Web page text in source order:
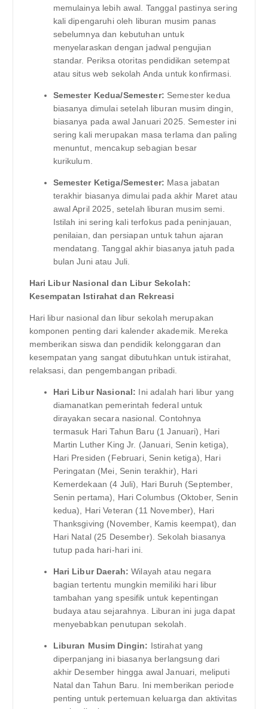
memulainya lebih awal. Tanggal pastinya sering
kali dipengaruhi oleh liburan musim panas
sebelumnya dan kebutuhan untuk
menyelaraskan dengan jadwal pengujian
standar. Periksa otoritas pendidikan setempat
atau situs web sekolah Anda untuk konfirmasi.
Semester Kedua/Semester: Semester kedua
biasanya dimulai setelah liburan musim dingin,
biasanya pada awal Januari 2025. Semester ini
sering kali merupakan masa terlama dan paling
menuntut, mencakup sebagian besar
kurikulum.
Semester Ketiga/Semester: Masa jabatan
terakhir biasanya dimulai pada akhir Maret atau
awal April 2025, setelah liburan musim semi.
Istilah ini sering kali terfokus pada peninjauan,
penilaian, dan persiapan untuk tahun ajaran
mendatang. Tanggal akhir biasanya jatuh pada
bulan Juni atau Juli.
Hari Libur Nasional dan Libur Sekolah:
Kesempatan Istirahat dan Rekreasi
Hari libur nasional dan libur sekolah merupakan
komponen penting dari kalender akademik. Mereka
memberikan siswa dan pendidik kelonggaran dan
kesempatan yang sangat dibutuhkan untuk istirahat,
relaksasi, dan pengembangan pribadi.
Hari Libur Nasional: Ini adalah hari libur yang
diamanatkan pemerintah federal untuk
dirayakan secara nasional. Contohnya
termasuk Hari Tahun Baru (1 Januari), Hari
Martin Luther King Jr. (Januari, Senin ketiga),
Hari Presiden (Februari, Senin ketiga), Hari
Peringatan (Mei, Senin terakhir), Hari
Kemerdekaan (4 Juli), Hari Buruh (September,
Senin pertama), Hari Columbus (Oktober, Senin
kedua), Hari Veteran (11 November), Hari
Thanksgiving (November, Kamis keempat), dan
Hari Natal (25 Desember). Sekolah biasanya
tutup pada hari-hari ini.
Hari Libur Daerah: Wilayah atau negara
bagian tertentu mungkin memiliki hari libur
tambahan yang spesifik untuk kepentingan
budaya atau sejarahnya. Liburan ini juga dapat
menyebabkan penutupan sekolah.
Liburan Musim Dingin: Istirahat yang
diperpanjang ini biasanya berlangsung dari
akhir Desember hingga awal Januari, meliputi
Natal dan Tahun Baru. Ini memberikan periode
penting untuk pertemuan keluarga dan aktivitas